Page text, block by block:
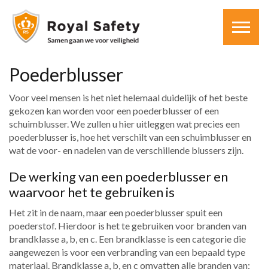
Poederblusser
Voor veel mensen is het niet helemaal duidelijk of het beste
gekozen kan worden voor een poederblusser of een
schuimblusser. We zullen u hier uitleggen wat precies een
poederblusser is, hoe het verschilt van een schuimblusser en
wat de voor- en nadelen van de verschillende blussers zijn.
De werking van een poederblusser en
waarvoor het te gebruiken is
Het zit in de naam, maar een poederblusser spuit een
poederstof. Hierdoor is het te gebruiken voor branden van
brandklasse a, b, en c. Een brandklasse is een categorie die
aangewezen is voor een verbranding van een bepaald type
materiaal. Brandklasse a, b, en c omvatten alle branden van: